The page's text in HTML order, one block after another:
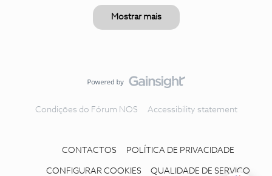
Mostrar mais
Condições do Fórum NOS Accessibility statement
CONTACTOS POLÍTICA DE PRIVACIDADE
CONFIGURAR COOKIES QUALIDADE DE SERVIÇO